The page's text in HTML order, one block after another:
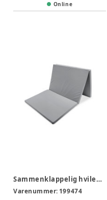
Online
Sammenklappelig hvilemadras med Dahlia betræk
Varenummer: 199474